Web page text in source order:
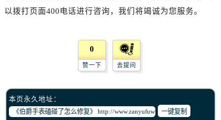
以拨打页面400电话进行咨询，我们将竭诚为您服务。
0
赞一下 去提问
本页永久地址：
一键复制